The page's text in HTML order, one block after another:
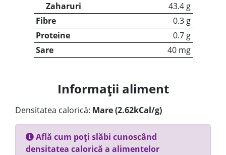
Zaharuri
43.4 g
Fibre
0.3 g
Proteine
0.7 g
Sare
40 mg
Informații aliment
Densitatea calorică: Mare (2.62kCal/g)
Află cum poți slăbi cunoscând
densitatea calorică a alimentelor